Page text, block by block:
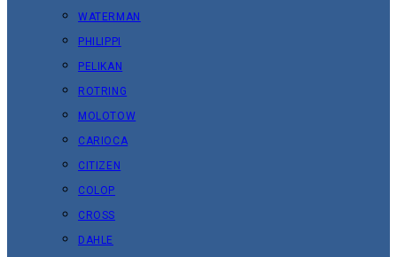
WATERMAN
PHILIPPI
PELIKAN
ROTRING
MOLOTOW
CARIOCA
CITIZEN
COLOP
CROSS
DAHLE